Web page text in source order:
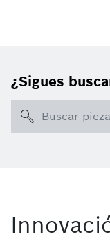
¿Sigues
Search